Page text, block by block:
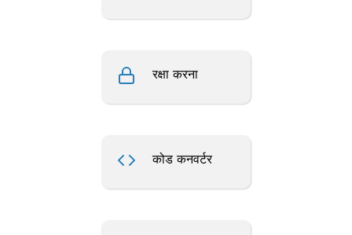
रक्षा करना
कोड कनवर्टर